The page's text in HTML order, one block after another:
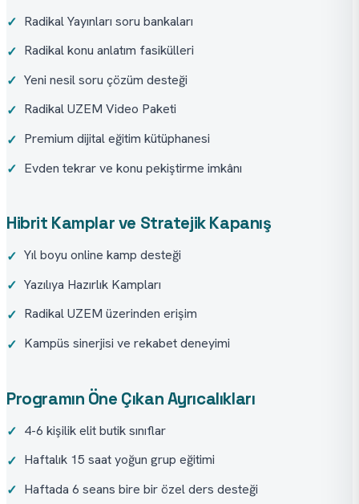
✓ Radikal Yayınları soru bankaları
✓ Radikal konu anlatım fasikülleri
✓ Yeni nesil soru çözüm desteği
✓ Radikal UZEM Video Paketi
✓ Premium dijital eğitim kütüphanesi
✓ Evden tekrar ve konu pekiştirme imkânı
Hibrit Kamplar ve Stratejik Kapanış
✓ Yıl boyu online kamp desteği
✓ Yazılıya Hazırlık Kampları
✓ Radikal UZEM üzerinden erişim
✓ Kampüs sinerjisi ve rekabet deneyimi
Programın Öne Çıkan Ayrıcalıkları
✓ 4-6 kişilik elit butik sınıflar
✓ Haftalık 15 saat yoğun grup eğitimi
✓ Haftada 6 seans bire bir özel ders desteği